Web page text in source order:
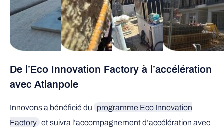
De l’Eco Innovation Factory à l’accélération
avec Atlanpole
Innovons a bénéficié du
programme Eco Innovation
Factory et suivra l’accompagnement d’accélération avec